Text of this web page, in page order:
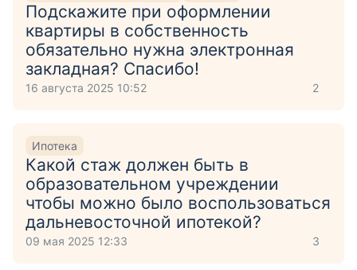
Подскажите при оформлении
квартиры в собственность
обязательно нужна электронная
закладная? Спасибо!
16 августа 2025 10:52 2
Ипотека
Какой стаж должен быть в
образовательном учреждении
чтобы можно было воспользоваться
дальневосточной ипотекой?
09 мая 2025 12:33 3